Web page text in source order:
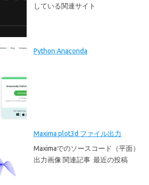
している関連サイト
Python Anaconda
Maxima plot3d ファイル出力
Maximaでのソースコード（平面）
出力画像 関連記事 最近の投稿